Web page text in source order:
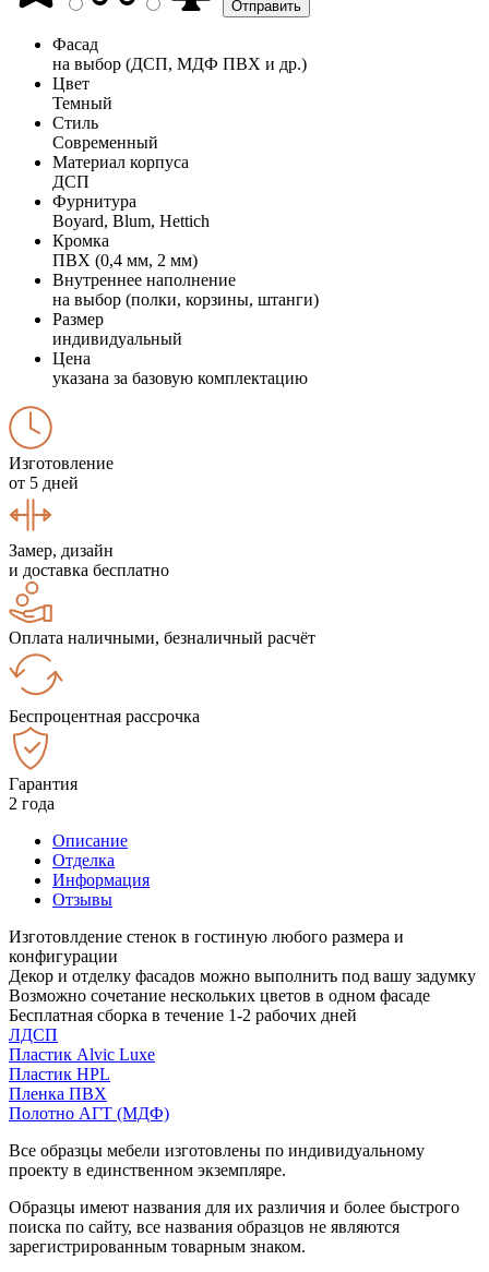
Фасад
на выбор (ДСП, МДФ ПВХ и др.)
Цвет
Темный
Стиль
Современный
Материал корпуса
ДСП
Фурнитура
Boyard, Blum, Hettich
Кромка
ПВХ (0,4 мм, 2 мм)
Внутреннее наполнение
на выбор (полки, корзины, штанги)
Размер
индивидуальный
Цена
указана за базовую комплектацию
Изготовление
от 5 дней
Замер, дизайн
и доставка бесплатно
Оплата наличными, безналичный расчёт
Беспроцентная рассрочка
Гарантия
2 года
Описание
Отделка
Информация
Отзывы
Изготовлдение стенок в гостиную любого размера и
конфигурации
Декор и отделку фасадов можно выполнить под вашу задумку
Возможно сочетание нескольких цветов в одном фасаде
Бесплатная сборка в течение 1-2 рабочих дней
ЛДСП
Пластик Alvic Luxe
Пластик HPL
Пленка ПВХ
Полотно АГТ (МДФ)
Все образцы мебели изготовлены по индивидуальному
проекту в единственном экземпляре.
Образцы имеют названия для их различия и более быстрого
поиска по сайту, все названия образцов не являются
зарегистрированным товарным знаком.